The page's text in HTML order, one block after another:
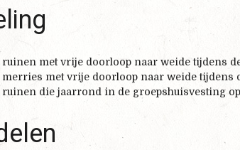
ruinen met vrije doorloop naar weide tijdens
merries met vrije doorloop naar weide tijdens
ruinen die jaarrond in de groepshuisvesting